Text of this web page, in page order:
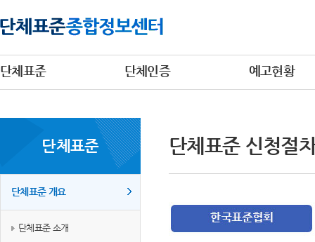
단체표준 단체인증 예고현황
단체표준
단체표준 개요
단체표준 소개
단체표준 신청절